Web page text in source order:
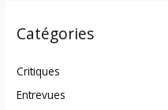
Catégories
Critiques
Entrevues